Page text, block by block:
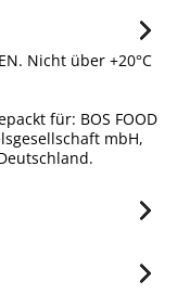
Nicht über +20°C
für: BOS FOOD
mbH,